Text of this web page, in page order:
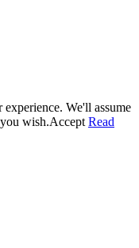
We'll assume
wish.Accept Read